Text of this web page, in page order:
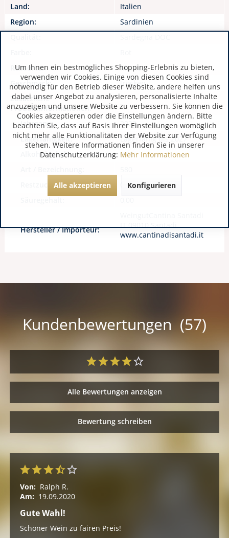
Land:
Italien
Region:
Sardinien
Rebsorte:
Monica
Geschmack:
trocken
Zusätzliche
Produktinformationen:
Jahrgang:
2023
Lagerfähigkeit:
Lagerfähig bis 2027
Alkoholgehalt:
0,00
Restzucker:
0,00
Hersteller / Importeur:
IT 09010 Santadi
www.cantinadisantadi.it
Kundenbewertungen (57)
Alle Bewertungen anzeigen
Bewertung schreiben
Von: Ralph R.
Am: 19.09.2020
Gute Wahl!
Schöner Wein zu fairen Preis!
Um Ihnen ein bestmögliches Shopping-Erlebnis zu bieten,
verwenden wir Cookies. Einige von diesen Cookies sind
notwendig für den Betrieb dieser Website, andere helfen uns
dabei unser Angebot zu analysieren, personalisierte Inhalte
anzuzeigen und unsere Website zu verbessern. Sie können die
Cookies akzeptieren oder die Einstellungen ändern. Bitte
beachten Sie, dass auf Basis Ihrer Einstellungen womöglich
nicht mehr alle Funktionalitäten der Website zur Verfügung
stehen. Weitere Informationen finden Sie in unserer
Datenschutzerklärung: Mehr Informationen
Alle akzeptieren Konfigurieren